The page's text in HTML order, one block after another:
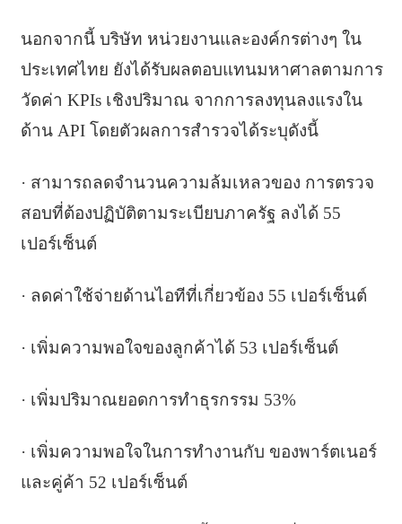
นอกจากนี้ บริษัท หน่วยงานและองค์กรต่างๆ ใน
ประเทศไทย ยังได้รับผลตอบแทนมหาศาลตามการ
วัดค่า KPIs เชิงปริมาณ จากการลงทุนลงแรงใน
ด้าน API โดยตัวผลการสำรวจได้ระบุดังนี้
· สามารถลดจำนวนความล้มเหลวของ การตรวจ
สอบที่ต้องปฏิบัติตามระเบียบภาครัฐ ลงได้ 55
เปอร์เซ็นต์
· ลดค่าใช้จ่ายด้านไอทีที่เกี่ยวข้อง 55 เปอร์เซ็นต์
· เพิ่มความพอใจของลูกค้าได้ 53 เปอร์เซ็นต์
· เพิ่มปริมาณยอดการทำธุรกรรม 53%
· เพิ่มความพอใจในการทำงานกับ ของพาร์ตเนอร์
และคู่ค้า 52 เปอร์เซ็นต์